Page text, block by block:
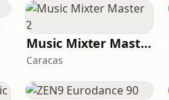
Music Mixter Master 2
Caracas